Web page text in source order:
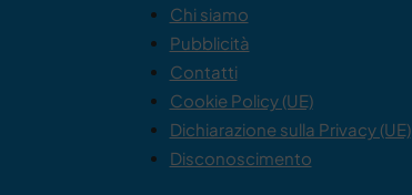
Chi siamo
Pubblicità
Contatti
Cookie Policy (UE)
Dichiarazione sulla Privacy (UE)
Disconoscimento